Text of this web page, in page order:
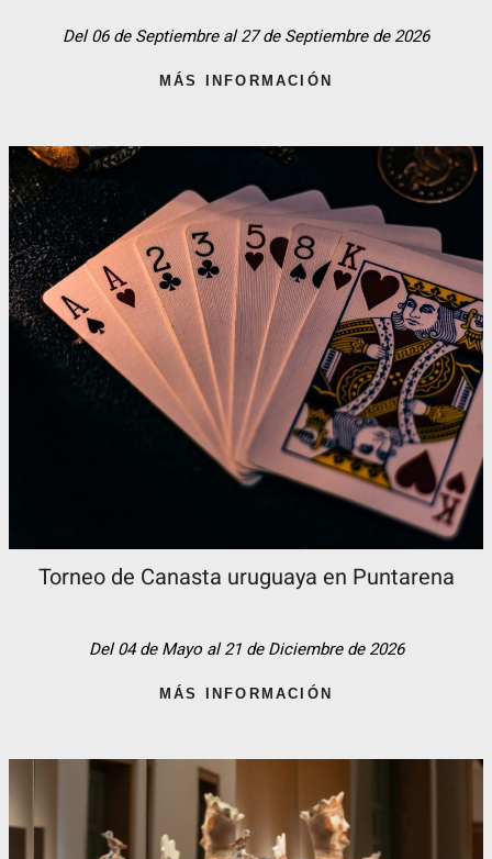
Del 06 de Septiembre al 27 de Septiembre de 2026
MÁS INFORMACIÓN
Torneo de Canasta uruguaya en Puntarena
Del 04 de Mayo al 21 de Diciembre de 2026
MÁS INFORMACIÓN